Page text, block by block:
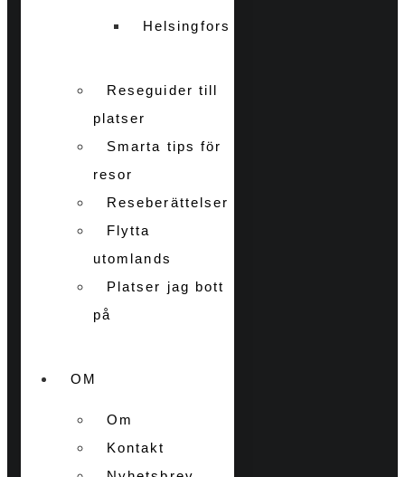
Helsingfors
Reseguider till
platser
Smarta tips för
resor
Reseberättelser
Flytta
utomlands
Platser jag bott
på
OM
Om
Kontakt